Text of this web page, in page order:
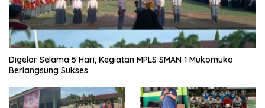
Digelar Selama 5 Hari, Kegiatan MPLS SMAN 1 Mukomuko
Berlangsung Sukses